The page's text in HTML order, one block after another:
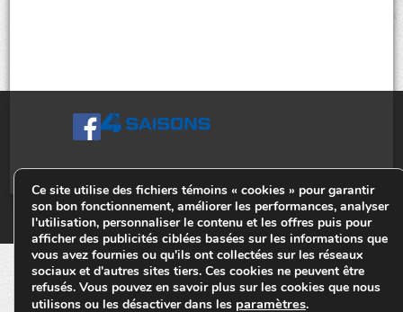
© Tiges 4 Saisons. Tous droits réservés 2013-2026.
Ce site utilise des fichiers témoins « cookies » pour garantir
son bon fonctionnement, améliorer les performances, analyser
l'utilisation, personnaliser le contenu et les offres puis pour
afficher des publicités ciblées basées sur les informations que
vous avez fournies ou qu'ils ont collectées sur les réseaux
sociaux et d'autres sites tiers. Ces cookies ne peuvent être
refusés. Vous pouvez en savoir plus sur les cookies que nous
utilisons ou les désactiver dans les paramètres.